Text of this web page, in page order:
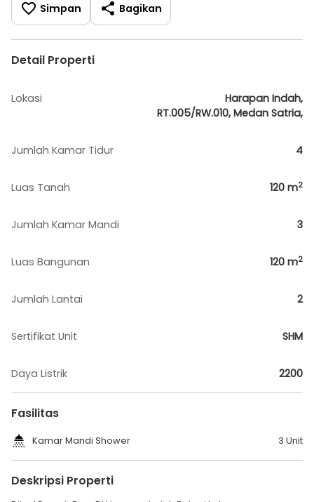
Simpan Bagikan
Detail Properti
Lokasi
Harapan Indah,
RT.005/RW.010, Medan Satria,
Jumlah Kamar Tidur 4
Luas Tanah 120 m2
Jumlah Kamar Mandi 3
Luas Bangunan 120 m2
Jumlah Lantai 2
Sertifikat Unit SHM
Daya Listrik 2200
Fasilitas
Kamar Mandi Shower 3 Unit
Deskripsi Properti